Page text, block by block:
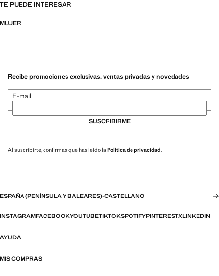
TE PUEDE INTERESAR
MUJER
Recibe promociones exclusivas, ventas privadas y novedades
E-mail
SUSCRIBIRME
Al suscribirte, confirmas que has leído la Política de privacidad.
ESPAÑA (PENÍNSULA Y BALEARES)·CASTELLANO
INSTAGRAMFACEBOOKYOUTUBETIKTOKSPOTIFYPINTERESTXLINKEDIN
AYUDA
MIS COMPRAS